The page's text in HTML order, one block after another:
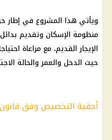
ويأتي هذا المشروع في إطار
منظومة الإسكان وتقديم
الإيجار القديم، مع مراعاة
حيث الدخل والعمر والحالة
أحقية التخصيص وفق قانون